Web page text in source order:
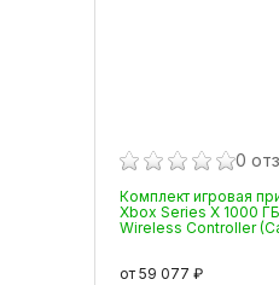
0
Комплект игровая
Xbox Series X 1000
Wireless Controller
от 59 077 ₽